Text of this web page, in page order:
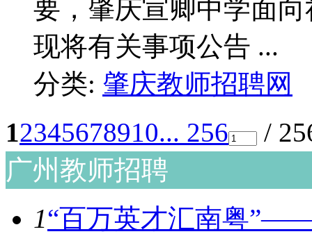
要，肇庆宣卿中学面
现将有关事项公告 ...
分类: 肇庆教师招聘网
12345678910... 256
/
广州教师招聘
1“百万英才汇南粤